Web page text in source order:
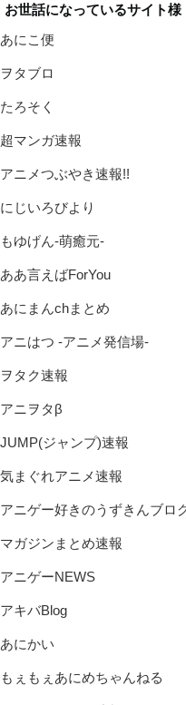
お世話になっているサイト様
あにこ便
ヲタブロ
たろそく
超マンガ速報
アニメつぶやき速報!!
にじいろびより
もゆげん-萌癒元-
ああ言えばForYou
あにまんchまとめ
アニはつ -アニメ発信場-
ヲタク速報
アニヲタβ
JUMP(ジャンプ)速報
気まぐれアニメ速報
アニゲー好きのうずきんブロ
マガジンまとめ速報
アニゲーNEWS
アキバBlog
あにかい
もぇもぇあにめちゃんねる